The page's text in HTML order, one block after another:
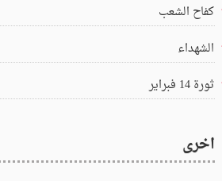
كفاح الشعب
الشهداء
ثورة 14 فبراير
اخرى